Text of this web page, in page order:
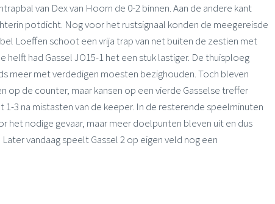
van Dex van Hoorn de 0-2 binnen. Aan de andere kant
potdicht. Nog voor het rustsignaal konden de meegereisde
Loeffen schoot een vrija trap van net buiten de zestien met
had Gassel JO15-1 het een stuk lastiger. De thuisploeg
meer met verdedigen moesten bezighouden. Toch bleven
op de counter, maar kansen op een vierde Gasselse treffer
3 na mistasten van de keeper. In de resterende speelminuten
het nodige gevaar, maar meer doelpunten bleven uit en dus
vandaag speelt Gassel 2 op eigen veld nog een